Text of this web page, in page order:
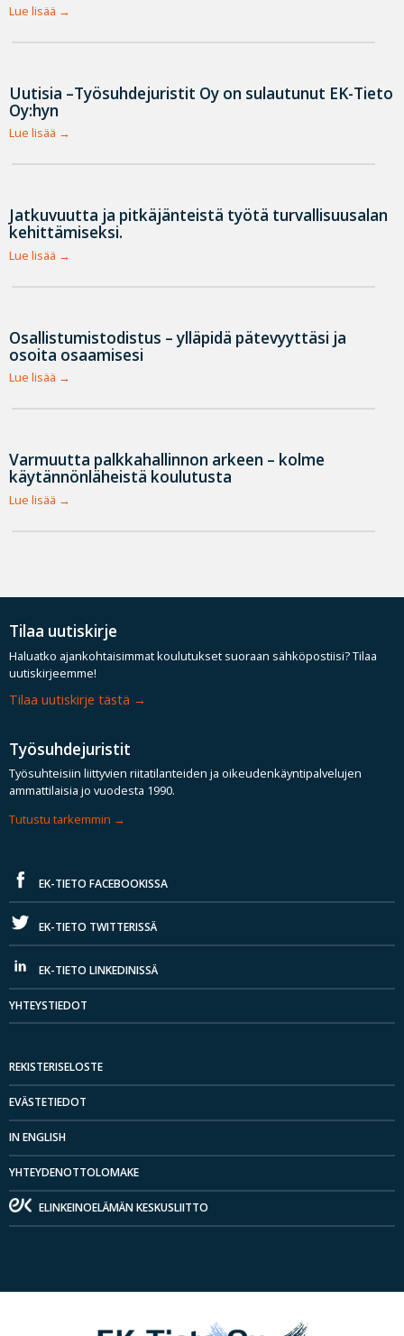
Lue lisää
Uutisia –Työsuhdejuristit Oy on sulautunut EK-Tieto
Oy:hyn
Lue lisää
Jatkuvuutta ja pitkäjänteistä työtä turvallisuusalan
kehittämiseksi.
Lue lisää
Osallistumistodistus – ylläpidä pätevyyttäsi ja
osoita osaamisesi
Lue lisää
Varmuutta palkkahallinnon arkeen – kolme
käytännönläheistä koulutusta
Lue lisää
Tilaa uutiskirje
Haluatko ajankohtaisimmat koulutukset suoraan sähköpostiisi? Tilaa
uutiskirjeemme!
Tilaa uutiskirje tästä
Työsuhdejuristit
Työsuhteisiin liittyvien riitatilanteiden ja oikeudenkäyntipalvelujen
ammattilaisia jo vuodesta 1990.
Tutustu tarkemmin
EK-TIETO FACEBOOKISSA
EK-TIETO TWITTERISSÄ
EK-TIETO LINKEDINISSÄ
YHTEYSTIEDOT
REKISTERISELOSTE
EVÄSTETIEDOT
IN ENGLISH
YHTEYDENOTTOLOMAKE
ELINKEINOELÄMÄN KESKUSLIITTO